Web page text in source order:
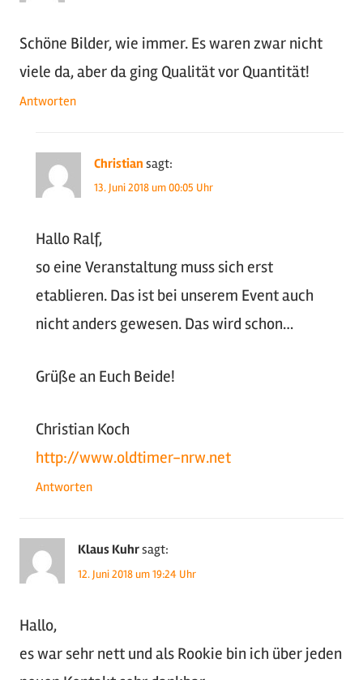
Schöne Bilder, wie immer. Es waren zwar nicht
viele da, aber da ging Qualität vor Quantität!
Antworten
Christian sagt:
13. Juni 2018 um 00:05 Uhr
Hallo Ralf,
so eine Veranstaltung muss sich erst
etablieren. Das ist bei unserem Event auch
nicht anders gewesen. Das wird schon…
Grüße an Euch Beide!
Christian Koch
http://www.oldtimer-nrw.net
Antworten
Klaus Kuhrsagt:
12. Juni 2018 um 19:24 Uhr
Hallo,
es war sehr nett und als Rookie bin ich über jeden